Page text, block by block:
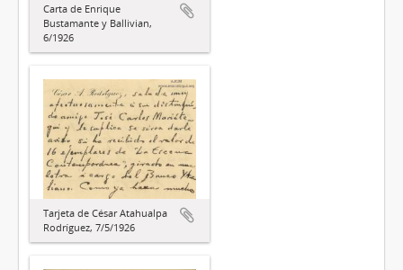
Carta de Enrique
Bustamante y Ballivian,
6/1926
Tarjeta de César Atahualpa
Rodríguez, 7/5/1926